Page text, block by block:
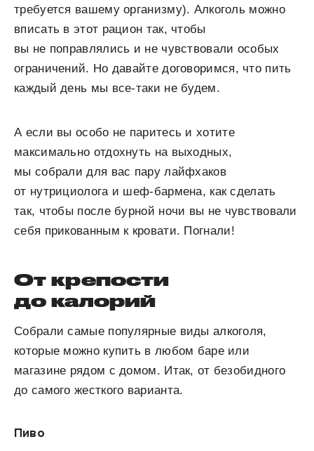
требуется вашему организму). Алкоголь можно
вписать в этот рацион так, чтобы
вы не поправлялись и не чувствовали особых
ограничений. Но давайте договоримся, что пить
каждый день мы все-таки не будем.
А если вы особо не паритесь и хотите
максимально отдохнуть на выходных,
мы собрали для вас пару лайфхаков
от нутрициолога и шеф-бармена, как сделать
так, чтобы после бурной ночи вы не чувствовали
себя прикованным к кровати. Погнали!
От крепости
до калорий
Собрали самые популярные виды алкоголя,
которые можно купить в любом баре или
магазине рядом с домом. Итак, от безобидного
до самого жесткого варианта.
Пиво